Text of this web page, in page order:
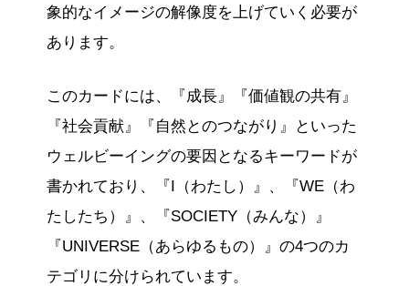
象的なイメージの解像度を上げていく必要が
あります。
このカードには、『成長』『価値観の共有』
『社会貢献』『自然とのつながり』といった
ウェルビーイングの要因となるキーワードが
書かれており、『I（わたし）』、『WE（わ
たしたち）』、『SOCIETY（みんな）』
『UNIVERSE（あらゆるもの）』の4つのカ
テゴリに分けられています。